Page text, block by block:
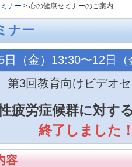
ナー > 心の健康セミナーのご案内
ナー
日（金）13:30〜12日（
第3回教育向けビデオ
疲労症候群に対す
終了しました
容